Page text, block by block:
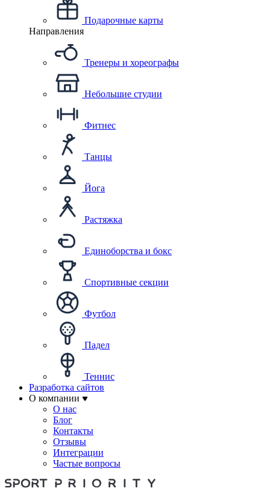
Подарочные карты
Направления
Тренеры и хореографы
Небольшие студии
Фитнес
Танцы
Йога
Растяжка
Единоборства и бокс
Спортивные секции
Футбол
Падел
Теннис
Разработка сайтов
О компании
О нас
Блог
Контакты
Отзывы
Интеграции
Частые вопросы